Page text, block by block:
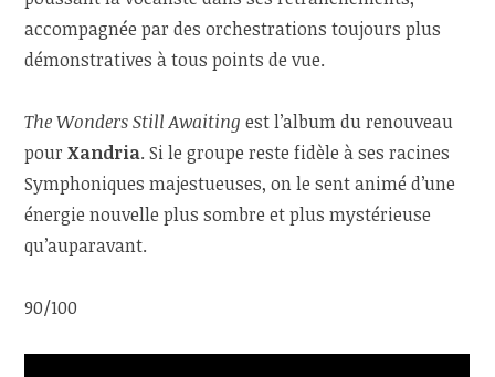
accompagnée par des orchestrations toujours plus
démonstratives à tous points de vue.
The Wonders Still Awaiting est l’album du renouveau
pourXandria. Si le groupe reste fidèle à ses racines
Symphoniques majestueuses, on le sent animé d’une
énergie nouvelle plus sombre et plus mystérieuse
qu’auparavant.
90/100